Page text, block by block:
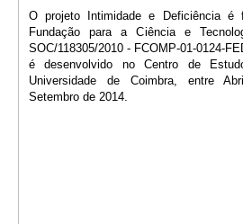
O projeto Intimidade e Deficiência é
Fundação para a Ciência e
SOC/118305/2010 - FCOMP-01-0124-
é desenvolvido no Centro de
Universidade de Coimbra, entre
Setembro de 2014.